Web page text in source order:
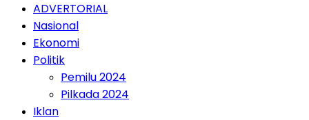
ADVERTORIAL
Nasional
Ekonomi
Politik
Pemilu 2024
Pilkada 2024
Iklan